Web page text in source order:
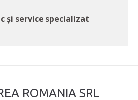
și service specializat
ROMANIA SRL